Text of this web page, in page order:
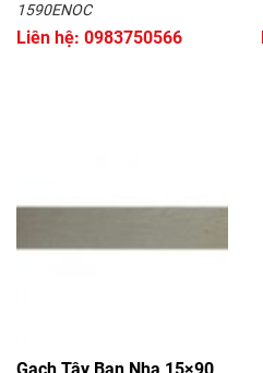
1590ENOC
Liên hệ: 0983750566